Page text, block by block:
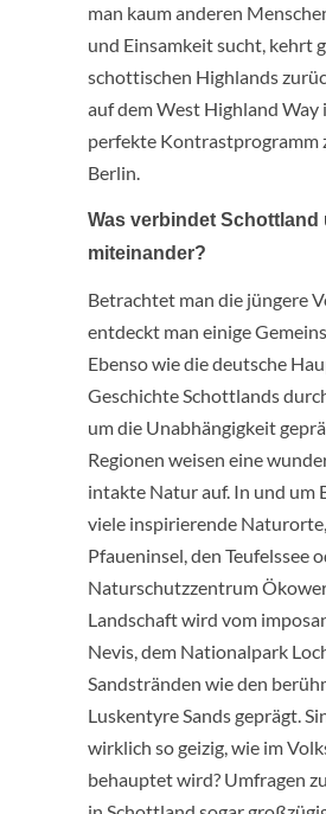
man kaum anderen
und Einsamkeit sucht, kehrt
schottischen Highlands
auf dem West Highland Way
perfekte Kontrastprogramm
Berlin.
Was verbindet Schottland
miteinander?
Betrachtet man die jüngere
entdeckt man einige
Ebenso wie die deutsche
Geschichte Schottlands
um die Unabhängigkeit
Regionen weisen eine
intakte Natur auf. In und um
viele inspirierende
Pfaueninsel, den Teufelssee
Naturschutzzentrum
Landschaft wird vom
Nevis, dem Nationalpark
Sandstränden wie den
Luskentyre Sands geprägt.
wirklich so geizig, wie im
behauptet wird? Umfragen